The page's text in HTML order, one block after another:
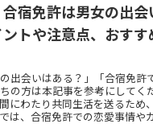
合宿免許は男女の出
トや注意点、おす
の出会いはある？」「合宿免
の方は本記事を参考にしてく
にわたり共同生活を送るため
は、合宿免許での恋愛事情や